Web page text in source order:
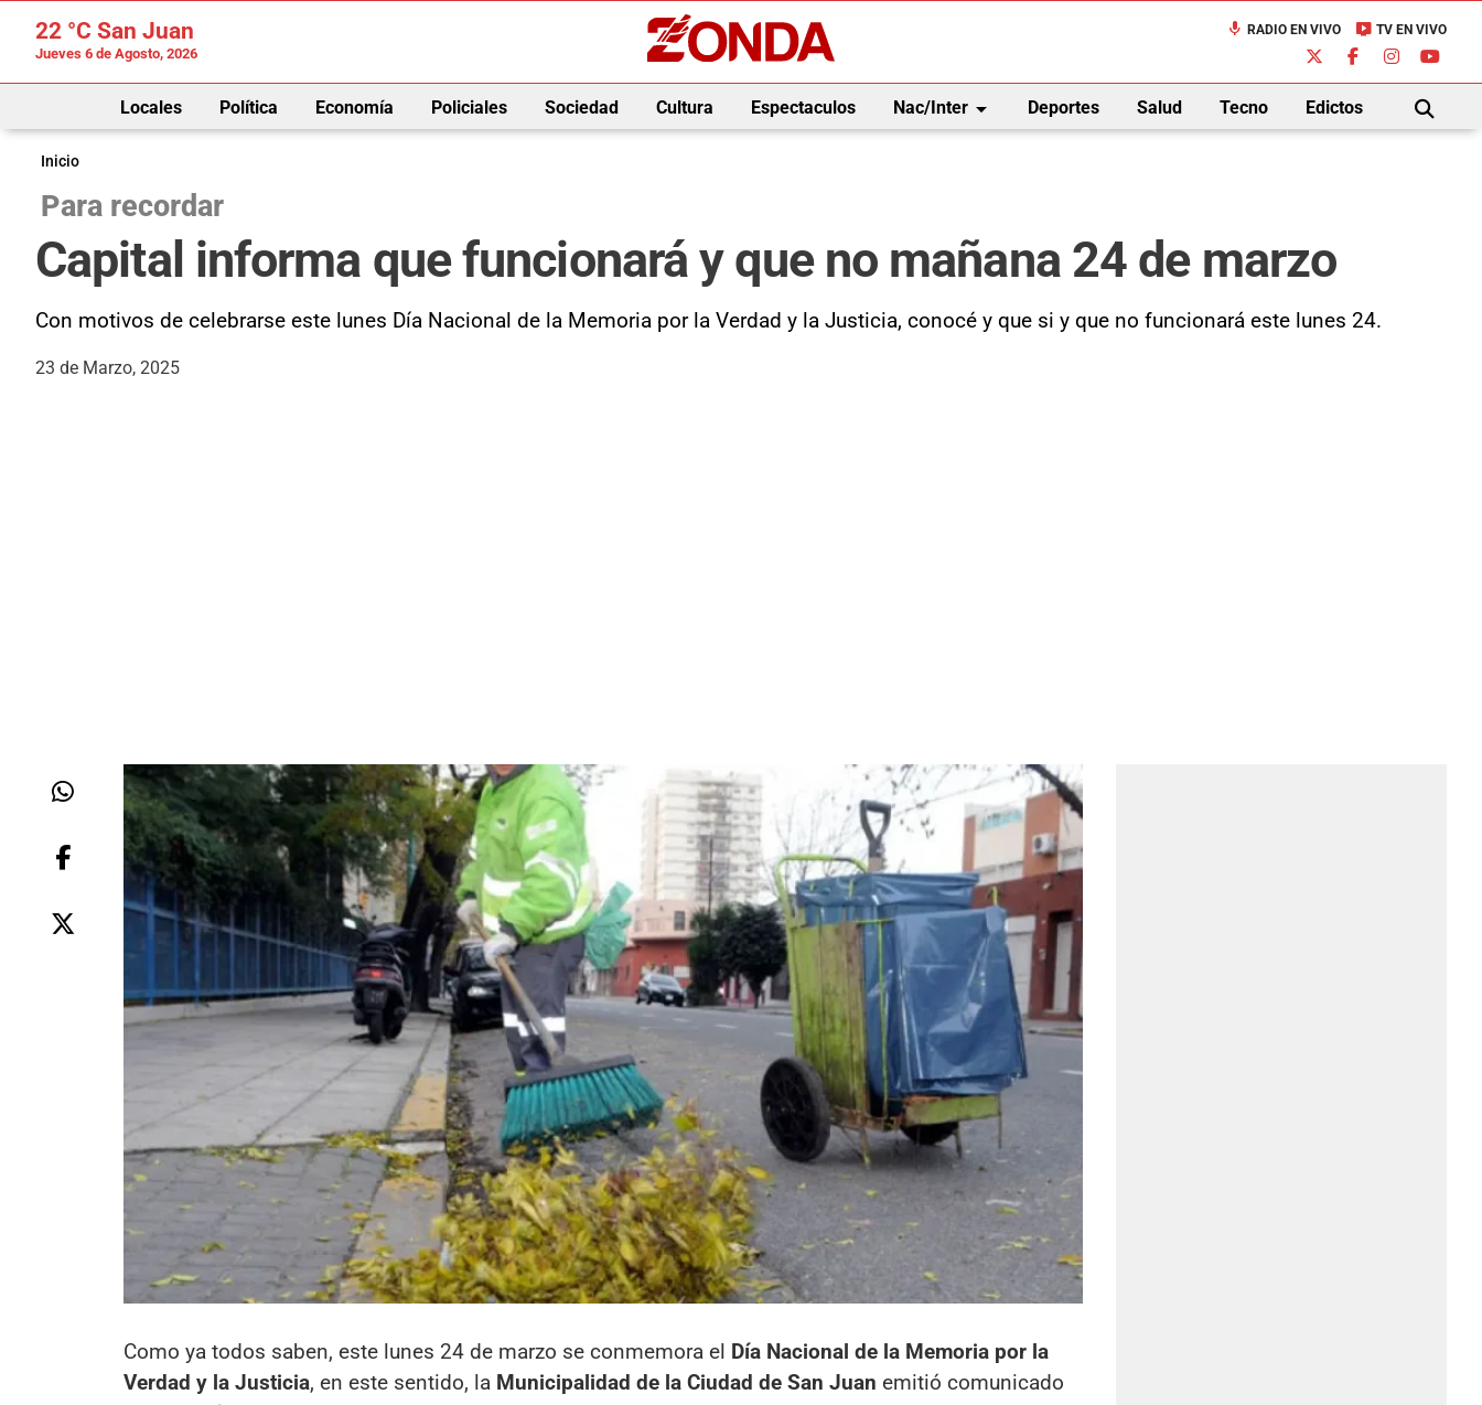
22 °C San Juan
Jueves 6 de Agosto, 2026
mic RADIO EN VIVO live_tv TV EN VIVO
Locales Política Economía Policiales Sociedad Cultura Espectaculos Nac/Interarrow_drop_down Deportes Salud Tecno Edictos
BUSCAR
Inicio
Para recordar
Capital informa que funcionará y que no mañana 24 de marzo
Con motivos de celebrarse este lunes Día Nacional de la Memoria por la Verdad y la Justicia, conocé y que si y que no funcionará este lunes 24.
23 de Marzo, 2025
Como ya todos saben, este lunes 24 de marzo se conmemora el Día Nacional de la Memoria por la
Verdad y la Justicia, en este sentido, la Municipalidad de la Ciudad de San Juan emitió comunicado